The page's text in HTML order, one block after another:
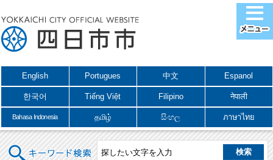
English Portugues 中文 Espanol
한국어 Tiếng Việt Filipino नेपाली
Bahasa Indonesia தமிழ் සිංහල ภาษาไทย
キーワード検索